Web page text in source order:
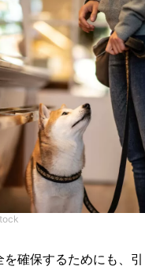
を確保するためにも、